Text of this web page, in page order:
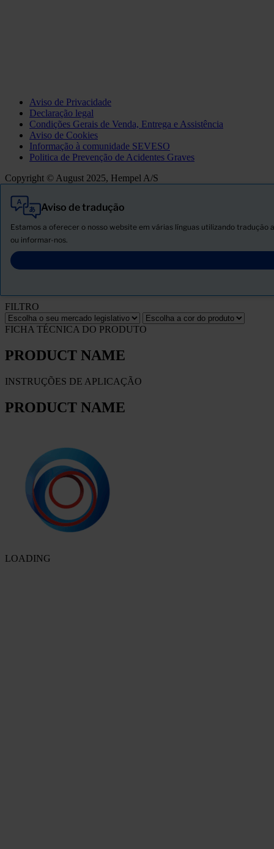
Aviso de Privacidade
Declaração legal
Condições Gerais de Venda, Entrega e Assistência
Aviso de Cookies
Informação à comunidade SEVESO
Politica de Prevenção de Acidentes Graves
Copyright © August 2025, Hempel A/S
Aviso de tradução
Estamos a oferecer o nosso website em várias línguas utilizando
ou informar-nos.
Tudo
Produtos
Descarregar ficha de segurança
FILTRO
FICHA TÉCNICA DO PRODUTO
PRODUCT NAME
INSTRUÇÕES DE APLICAÇÃO
PRODUCT NAME
LOADING